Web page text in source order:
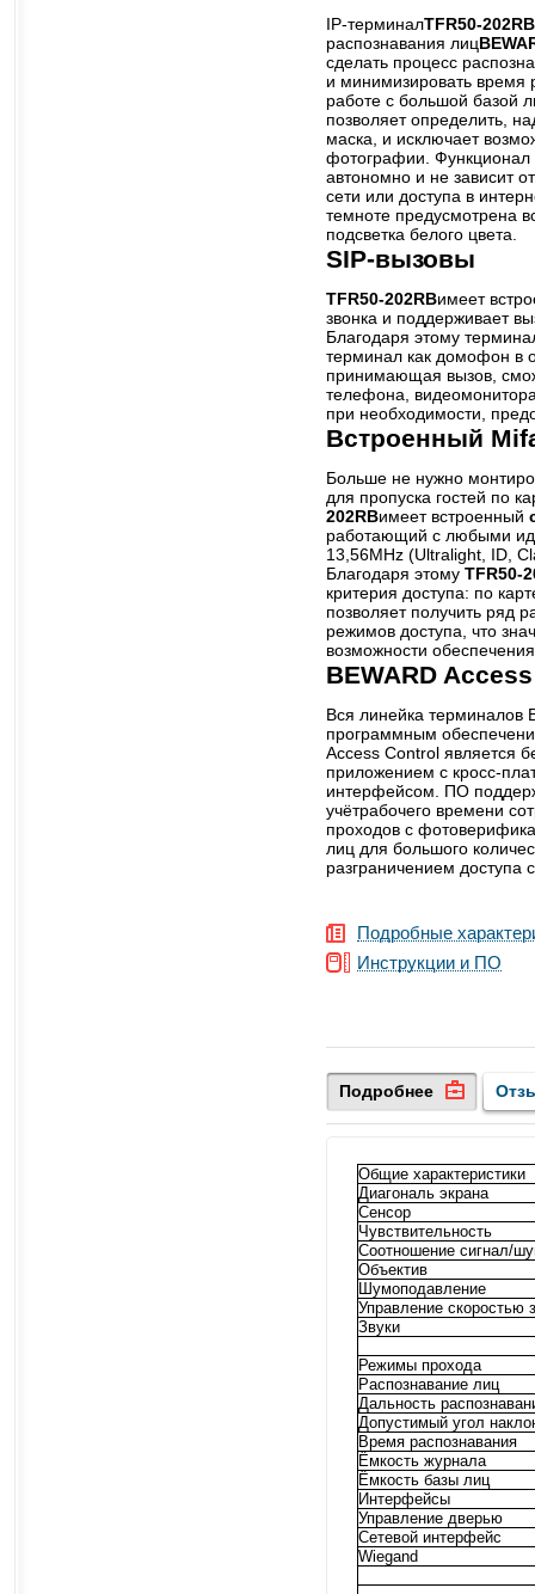
IP-терминалTFR50-202RB
распознавания лиц
сделать процесс
и минимизировать время
работе с большой базой
позволяет определить,
маска, и исключает
фотографии. Функционал
автономно и не зависит
сети или доступа в
темноте предусмотрена
подсветка белого цвета.
SIP-вызовы
TFR50-202RBимеет
звонка и поддерживает
Благодаря этому
терминал как домофон в
принимающая вызов,
телефона,
при необходимости,
Встроенный
Больше не нужно
для пропуска гостей по
202RBимеет встроенный
работающий с любыми
13,56MHz (Ultralight, ID,
Благодаря этому TFR50-
критерия доступа: по
позволяет получить ряд
режимов доступа, что
возможности
BEWARD
Вся линейка терминалов
программным
Access Control является
приложением с кросс-
интерфейсом. ПО
учётрабочего времени
проходов с
лиц для большого
разграничением доступа
Подробные
Инструкции и ПО
Подробнее
Общие характеристики
Диагональ экрана
Сенсор
Чувствительность
Соотношение сигнал/
Объектив
Шумоподавление
Управление скоростью
Звуки
Режимы прохода
Распознавание лиц
Дальность
Допустимый угол
Время распознавания
Ёмкость журнала
Ёмкость базы лиц
Интерфейсы
Управление дверью
Сетевой интерфейс
Wiegand